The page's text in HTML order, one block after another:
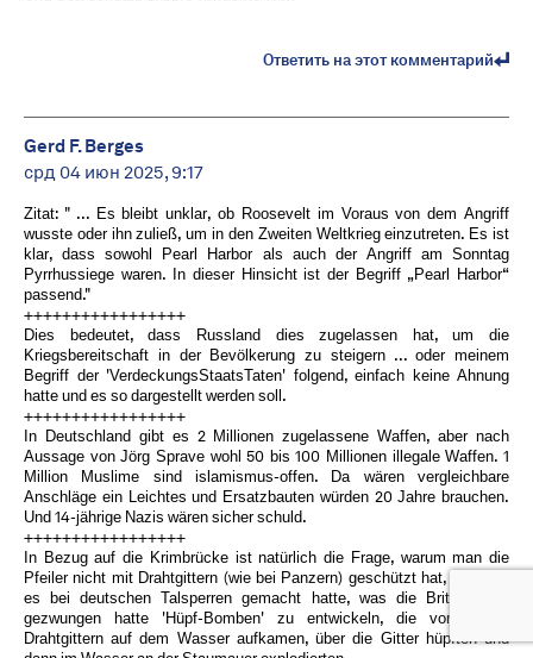
Ответить на этот комментарий
Gerd F. Berges
срд 04 июн 2025, 9:17
Zitat: " ... Es bleibt unklar, ob Roosevelt im Voraus von dem Angriff
wusste oder ihn zuließ, um in den Zweiten Weltkrieg einzutreten. Es ist
klar, dass sowohl Pearl Harbor als auch der Angriff am Sonntag
Pyrrhussiege waren. In dieser Hinsicht ist der Begriff „Pearl Harbor“
passend."
+++++++++++++++++
Dies bedeutet, dass Russland dies zugelassen hat, um die
Kriegsbereitschaft in der Bevölkerung zu steigern ... oder meinem
Begriff der 'VerdeckungsStaatsTaten' folgend, einfach keine Ahnung
hatte und es so dargestellt werden soll.
+++++++++++++++++
In Deutschland gibt es 2 Millionen zugelassene Waffen, aber nach
Aussage von Jörg Sprave wohl 50 bis 100 Millionen illegale Waffen. 1
Million Muslime sind islamismus-offen. Da wären vergleichbare
Anschläge ein Leichtes und Ersatzbauten würden 20 Jahre brauchen.
Und 14-jährige Nazis wären sicher schuld.
+++++++++++++++++
In Bezug auf die Krimbrücke ist natürlich die Frage, warum man die
Pfeiler nicht mit Drahtgittern (wie bei Panzern) geschützt hat, wie man
es bei deutschen Talsperren gemacht hatte, was die Briten dazu
gezwungen hatte 'Hüpf-Bomben' zu entwickeln, die vor diesen
Drahtgittern auf dem Wasser aufkamen, über die Gitter hüpften und